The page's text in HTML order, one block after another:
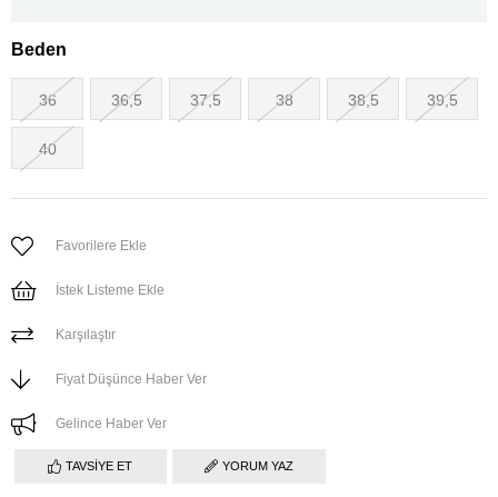
Beden
36 36,5 37,5 38 38,5 39,5
40
Favorilere Ekle
İstek Listeme Ekle
Karşılaştır
Fiyat Düşünce Haber Ver
Gelince Haber Ver
TAVSIYE ET YORUM YAZ